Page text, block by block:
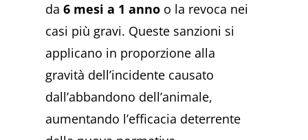
da6 mesi a 1 anno o la revoca nei
casi più gravi. Queste sanzioni si
applicano in proporzione alla
gravità dell’incidente causato
dall’abbandono dell’animale,
aumentando l’efficacia deterrente